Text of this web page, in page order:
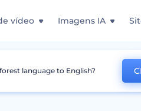
vídeo Imagens IA
Modelos de Cardápio para
language to English?